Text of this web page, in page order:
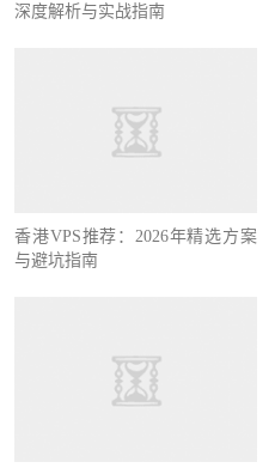
深度解析与实战指南
香港VPS推荐：2026年精选方案
与避坑指南